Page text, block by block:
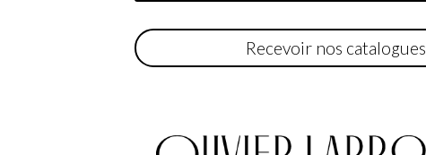
Recevoir nos catalogues